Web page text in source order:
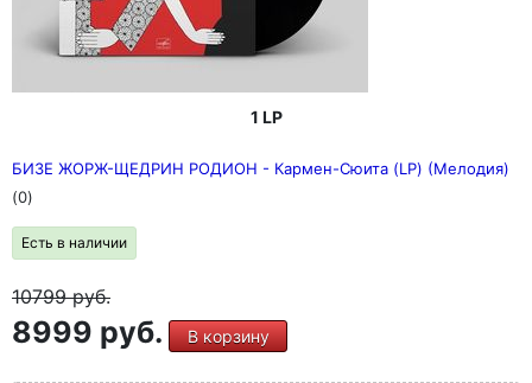
1 LP
БИЗЕ ЖОРЖ-ЩЕДРИН РОДИОН - Кармен-Сюита (LP) (Мелодия)
(0)
Есть в наличии
10799руб.
8999 руб. В корзину